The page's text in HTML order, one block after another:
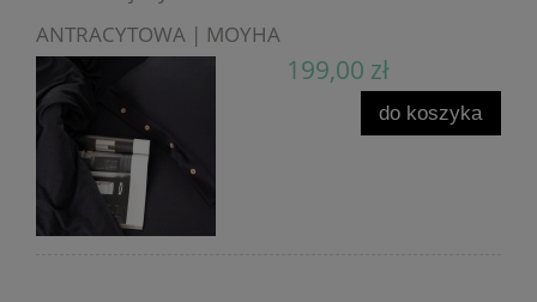
ANTRACYTOWA | MOYHA
199,00 zł
do koszyka